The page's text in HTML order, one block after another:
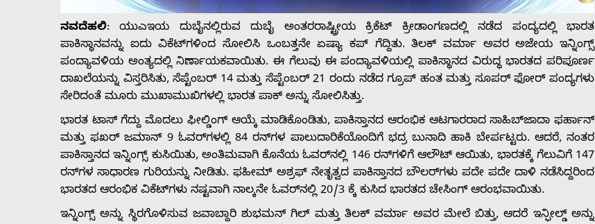
ನವದೆಹಲಿ: ಯುಎಇಯ ದುಬೈನಲ್ಲಿರುವ ದುಬೈ ಅಂತರರಾಷ್ಟ್ರೀಯ ಕ್ರಿಕೆಟ್ ಕ್ರೀಡಾಂಗಣದಲ್ಲಿ ನಡೆದ ಪಂದ್ಯದಲ್ಲಿ ಭಾರತ
ಪಾಕಿಸ್ಥಾನವನ್ನು ಐದು ವಿಕೆಟ್‌ಗಳಿಂದ ಸೋಲಿಸಿ ಒಂಬತ್ತನೇ ಏಷ್ಯಾ ಕಪ್ ಗೆದ್ದಿತು. ತಿಲಕ್ ವರ್ಮಾ ಅವರ ಅಜೇಯ ಇನ್ನಿಂಗ್ಸ್
ಪಂದ್ಯಾವಳಿಯ ಅಂತ್ಯದಲ್ಲಿ ನಿರ್ಣಾಯಕವಾಯಿತು. ಈ ಗೆಲುವು ಈ ಪಂದ್ಯಾವಳಿಯಲ್ಲಿ ಪಾಕಿಸ್ಥಾನದ ವಿರುದ್ಧ ಭಾರತದ ಪರಿಪೂರ್ಣ
ದಾಖಲೆಯನ್ನು ವಿಸ್ತರಿಸಿತು, ಸೆಪ್ಟೆಂಬರ್ 14 ಮತ್ತು ಸೆಪ್ಟೆಂಬರ್ 21 ರಂದು ನಡೆದ ಗ್ರೂಪ್ ಹಂತ ಮತ್ತು ಸೂಪರ್ ಫೋರ್ ಪಂದ್ಯಗಳು
ಸೇರಿದಂತೆ ಮೂರು ಮುಖಾಮುಖಿಗಳಲ್ಲಿ‌ ಭಾರತ ಪಾಕ್‌ ಅನ್ನು ಸೋಲಿಸಿತ್ತು.
ಭಾರತ ಟಾಸ್ ಗೆದ್ದು ಮೊದಲು ಫೀಲ್ಡಿಂಗ್ ಆಯ್ಕೆ ಮಾಡಿಕೊಂಡಿತು, ಪಾಕಿಸ್ತಾನದ ಆರಂಭಿಕ ಆಟಗಾರರಾದ ಸಾಹಿಬ್‌ಜಾದಾ ಫರ್ಹಾನ್
ಮತ್ತು ಫಖರ್ ಜಮಾನ್ 9 ಓವರ್‌ಗಳಲ್ಲಿ 84 ರನ್‌ಗಳ ಪಾಲುದಾರಿಕೆಯೊಂದಿಗೆ ಭದ್ರ ಬುನಾದಿ ಹಾಕಿ ಬೇರ್ಪಟ್ಟರು. ಆದರೆ, ನಂತರ
ಪಾಕಿಸ್ತಾನದ ಇನ್ನಿಂಗ್ಸ್ ಕುಸಿಯಿತು, ಅಂತಿಮವಾಗಿ ಕೊನೆಯ ಓವರ್‌ನಲ್ಲಿ 146 ರನ್‌ಗಳಿಗೆ ಆಲೌಟ್ ಆಯಿತು, ಭಾರತಕ್ಕೆ ಗೆಲುವಿಗೆ 147
ರನ್‌ಗಳ ಸಾಧಾರಣ ಗುರಿಯನ್ನು ನೀಡಿತು. ಫಹೀಮ್ ಅಶ್ರಫ್ ನೇತೃತ್ವದ ಪಾಕಿಸ್ತಾನದ ಬೌಲರ್‌ಗಳು ಪದೇ ಪದೇ ದಾಳಿ ನಡೆಸಿದ್ದರಿಂದ
ಭಾರತದ ಆರಂಭಿಕ ವಿಕೆಟ್‌ಗಳು ನಷ್ಟವಾಗಿ ನಾಲ್ಕನೇ ಓವರ್‌ನಲ್ಲಿ 20/3 ಕ್ಕೆ ಕುಸಿದ ಭಾರತದ ಚೇಸಿಂಗ್ ಆರಂಭವಾಯಿತು.
ಇನ್ನಿಂಗ್ಸ್ ಅನ್ನು ಸ್ಥಿರಗೊಳಿಸುವ ಜವಾಬ್ದಾರಿ ಶುಭಮನ್ ಗಿಲ್ ಮತ್ತು ತಿಲಕ್ ವರ್ಮಾ ಅವರ ಮೇಲೆ ಬಿತ್ತು, ಆದರೆ ಇನ್ಫೀಲ್ಡ್ ಅನ್ನು